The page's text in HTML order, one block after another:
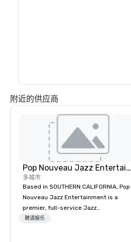
附近的供应商
Pop Nouveau Jazz Entertainment
多城市
Based in SOUTHERN CALIFORNIA, Pop
Nouveau Jazz Entertainment is a
premier, full-service Jazz
entertainment management company
聘请娱乐